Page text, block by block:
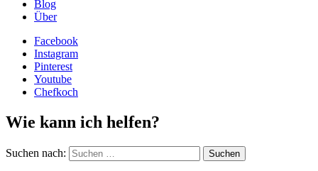
Blog
Über
Facebook
Instagram
Pinterest
Youtube
Chefkoch
Wie kann ich helfen?
Suchen nach: